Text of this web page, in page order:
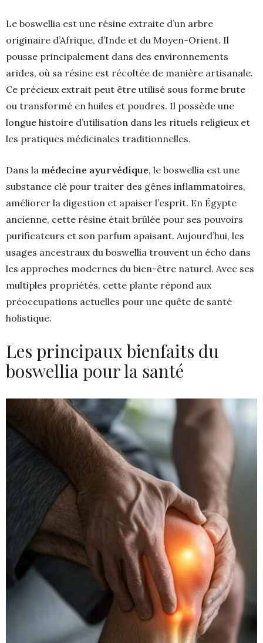
Le boswellia est une résine extraite d’un arbre
originaire d’Afrique, d’Inde et du Moyen-Orient. Il
pousse principalement dans des environnements
arides, où sa résine est récoltée de manière artisanale.
Ce précieux extrait peut être utilisé sous forme brute
ou transformé en huiles et poudres. Il possède une
longue histoire d’utilisation dans les rituels religieux et
les pratiques médicinales traditionnelles.
Dans la médecine ayurvédique, le boswellia est une
substance clé pour traiter des gênes inflammatoires,
améliorer la digestion et apaiser l’esprit. En Égypte
ancienne, cette résine était brûlée pour ses pouvoirs
purificateurs et son parfum apaisant. Aujourd’hui, les
usages ancestraux du boswellia trouvent un écho dans
les approches modernes du bien-être naturel. Avec ses
multiples propriétés, cette plante répond aux
préoccupations actuelles pour une quête de santé
holistique.
Les principaux bienfaits du
boswellia pour la santé